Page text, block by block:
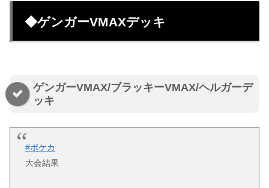
◆ゲンガーVMAXデッキ
ゲンガーVMAX/ブラッキーVMAX/ヘルガーデ
ッキ
#ポケカ
大会結果